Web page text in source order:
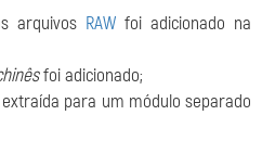
arquivos RAW foi adicionado na
foi adicionado;
para um módulo separado